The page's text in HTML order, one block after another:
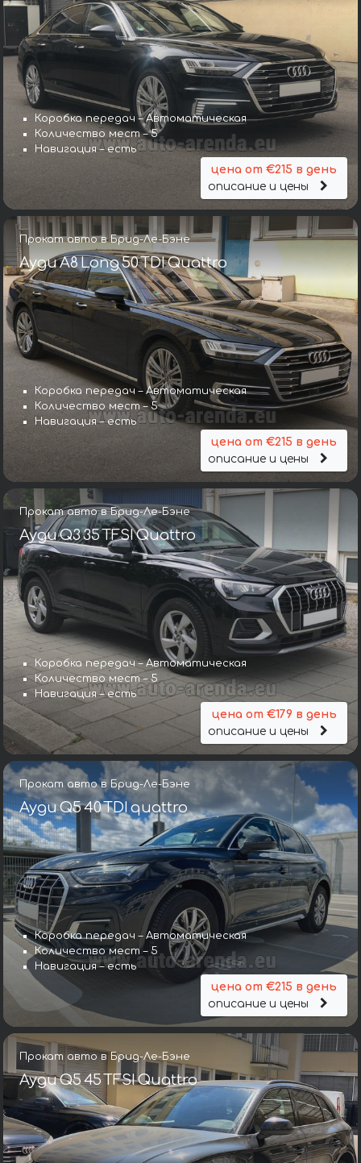
Коробка передач – Автоматическая
Количество мест – 5
Навигация – есть
цена от €215 в день
описание и цены
Прокат авто в Брид-Ле-Бэне
Ауди A8 Long 50 TDI Quattro
Коробка передач – Автоматическая
Количество мест – 5
Навигация – есть
цена от €215 в день
описание и цены
Прокат авто в Брид-Ле-Бэне
Ауди Q3 35 TFSI Quattro
Коробка передач – Автоматическая
Количество мест – 5
Навигация – есть
цена от €179 в день
описание и цены
Прокат авто в Брид-Ле-Бэне
Ауди Q5 40 TDI quattro
Коробка передач – Автоматическая
Количество мест – 5
Навигация – есть
цена от €215 в день
описание и цены
Прокат авто в Брид-Ле-Бэне
Ауди Q5 45 TFSI Quattro